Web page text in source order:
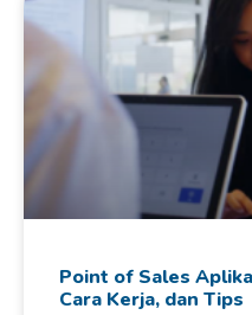
Point of Sales
Cara Kerja, dan Tips